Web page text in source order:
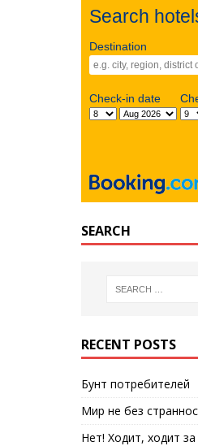
Search
Destination
Check-in date
SEARCH
RECENT POSTS
Бунт потребителей
Мир не без
Нет! Ходит, ходит